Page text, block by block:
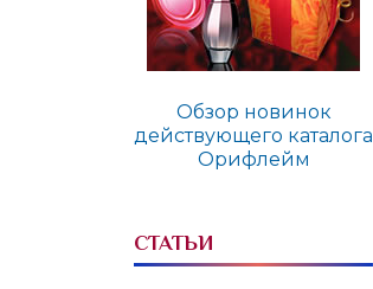
Обзор новинок
действующего каталога
Орифлейм
СТАТЬИ